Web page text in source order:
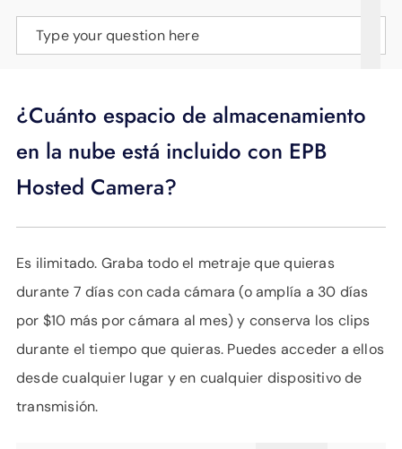
Type your question here
¿Cuánto espacio de almacenamiento
en la nube está incluido con EPB
Hosted Camera?
Es ilimitado. Graba todo el metraje que quieras
durante 7 días con cada cámara (o amplía a 30 días
por $10 más por cámara al mes) y conserva los clips
durante el tiempo que quieras. Puedes acceder a ellos
desde cualquier lugar y en cualquier dispositivo de
transmisión.